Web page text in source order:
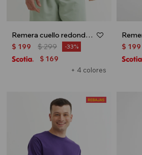
Remera cuello redondo - Beige
+ 4 colores
$ 199 $299 33
$ 169
$ 199